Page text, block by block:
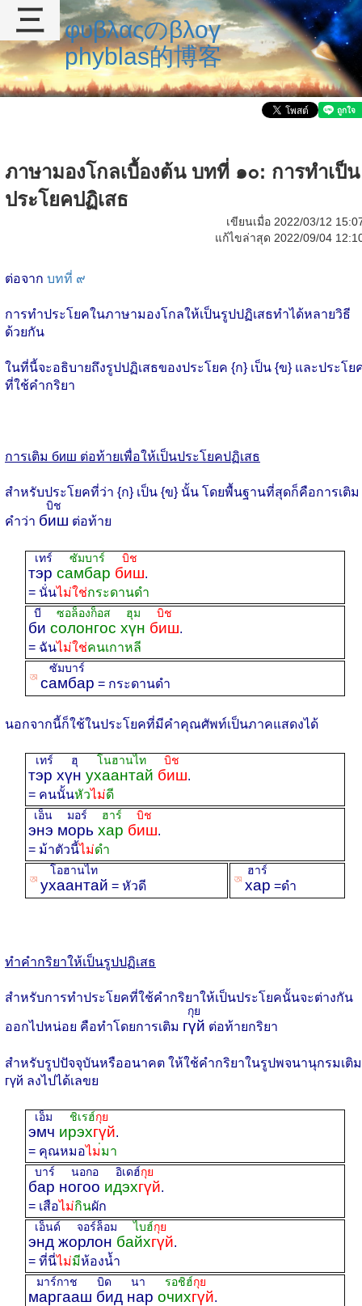
φυβλαςのβλογ
phyblas的博客
ภาษามองโกลเบื้องต้น บทที่ ๑๐: การทำเป็น
ประโยคปฏิเสธ
เขียนเมื่อ 2022/03/12
แก้ไขล่าสุด 2022/09/04
ต่อจาก บทที่ ๙
การทำประโยคในภาษามองโกลให้เป็นรูปปฏิเสธทำได้หลายวิธี
ด้วยกัน
ในที่นี้จะอธิบายถึงรูปปฏิเสธของประโยค {ก} เป็น {ข} และประโย
ที่ใช้คำกริยา
การเติม биш ต่อท้ายเพื่อให้เป็นประโยคปฏิเสธ
สำหรับประโยคที่ว่า {ก} เป็น {ข} นั้น โดยพื้นฐานที่สุดก็คือการเติม
คำว่า биш
บิช
ต่อท้าย
тэр самбар биш
เทร์ ซัมบาร์ บิช
.
= นั่นไม่ใช่กระดานดำ
би солонгос хүн биш
บีซอล็องก็อส ฮุม บิช
.
= ฉันไม่ใช่คนเกาหลี
ꡐ самбар
ซัมบาร์
= กระดานดำ
นอกจากนี้ก็ใช้ในประโยคที่มีคำคุณศัพท์เป็นภาคแสดงได้
тэр хүн ухаантай биш
เทร์ ฮุ โนฮานไท บิช
.
= คนนั้นหัวไม่ดี
энэ морь хар биш
เอ็น มอร์ ฮาร์ บิช
.
= ม้าตัวนี้ไม่ดำ
ꡐ ухаантай
โอฮานไท
= หัวดี ꡐ хар
ฮาร์
=ดำ
ทำคำกริยาให้เป็นรูปปฏิเสธ
สำหรับการทำประโยคที่ใช้คำกริยาให้เป็นประโยคนั้นจะต่างกัน
ออกไปหน่อย คือทำโดยการเติม гүй
กุย
ต่อท้ายกริยา
สำหรับรูปปัจจุบันหรืออนาคต ให้ใช้คำกริยาในรูปพจนานุกรมเติม
гүй ลงไปได้เลขย
эмч ирэхгүй
เอ็ม ชิเรฮ์กุย
.
= คุณหมอไมมา
бар ногоо идэхгүй
บาร์ นอกอ อิเดฮ์กุย
.
= เสือไม่กินผัก
энд жорлон байхгүй
เอ็นด์ จอร์ล็อมไบฮ์กุย
.
= ที่นี่ไม่มีห้องน้ำ
маргааш бид нар очихгүй
มาร์กาช บิด นา รอชิฮ์กุย
.
三